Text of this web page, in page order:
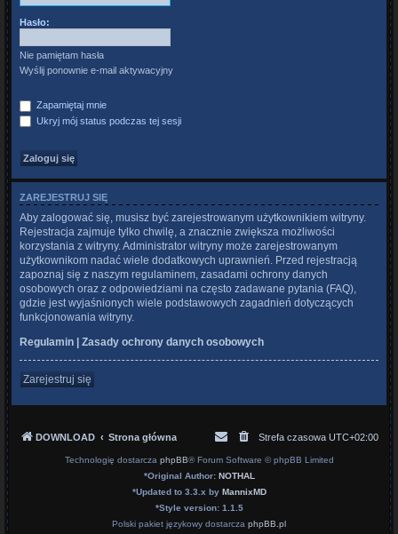
Hasło:
Nie pamiętam hasła
Wyślij ponownie e-mail aktywacyjny
Zapamiętaj mnie
Ukryj mój status podczas tej sesji
ZAREJESTRUJ SIĘ
Aby zalogować się, musisz być zarejestrowanym użytkownikiem witryny.
Rejestracja zajmuje tylko chwilę, a znacznie zwiększa możliwości
korzystania z witryny. Administrator witryny może zarejestrowanym
użytkownikom nadać wiele dodatkowych uprawnień. Przed rejestracją
zapoznaj się z naszym regulaminem, zasadami ochrony danych
osobowych oraz z odpowiedziami na często zadawane pytania (FAQ),
gdzie jest wyjaśnionych wiele podstawowych zagadnień dotyczących
funkcjonowania witryny.
Regulamin | Zasady ochrony danych osobowych
Zarejestruj się
DOWNLOAD Strona główna Strefa czasowa UTC+02:00
Technologię dostarcza phpBB® Forum Software © phpBB Limited
*Original Author: NOTHAL
*Updated to 3.3.x by MannixMD
*Style version: 1.1.5
Polski pakiet językowy dostarcza phpBB.pl